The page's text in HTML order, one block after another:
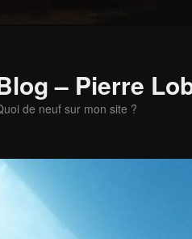
– Pierre
de neuf sur mon site ?